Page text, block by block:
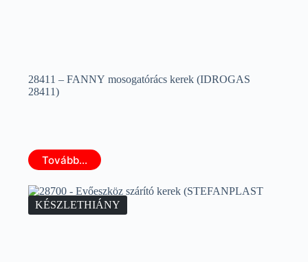
28411 – FANNY mosogatórács kerek (IDROGAS
28411)
Tovább...
KÉSZLETHIÁNY